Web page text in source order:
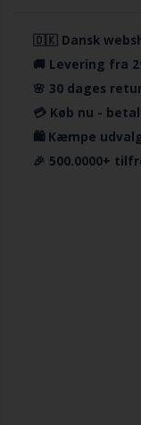
🇩🇰 Dansk
🚚 Levering fra
🌸 30 dages
💳 Køb nu -
🛍️ Kæmpe
🎉 500.0000+